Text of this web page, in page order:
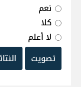
نعم
كلا
لا أعلم
تصويت